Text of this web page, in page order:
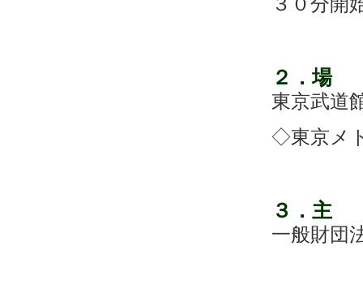
２ ．場
東京武道
◇東京メ
３ ．
一般財団